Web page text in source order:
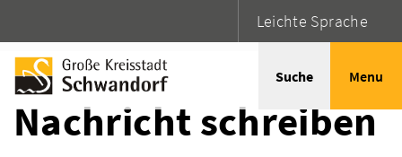
Leichte Sprache
Suche Menu
Nachricht schreiben